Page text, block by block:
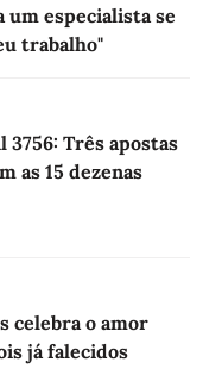
um especialista se
trabalho"
Três apostas
as 15 dezenas
celebra o amor
já falecidos